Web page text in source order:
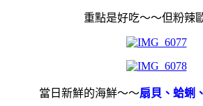
重點是好吃～～但粉辣
當日新鮮的海鮮～～扇貝、蛤蜊